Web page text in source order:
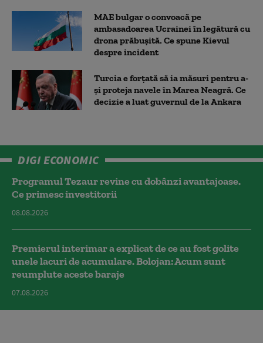
MAE bulgar o convoacă pe
ambasadoarea Ucrainei în legătură cu
drona prăbuşită. Ce spune Kievul
despre incident
Turcia e forțată să ia măsuri pentru a-
și proteja navele în Marea Neagră. Ce
decizie a luat guvernul de la Ankara
DIGI ECONOMIC
Programul Tezaur revine cu dobânzi avantajoase.
Ce primesc investitorii
08.08.2026
Premierul interimar a explicat de ce au fost golite
unele lacuri de acumulare. Bolojan: Acum sunt
reumplute aceste baraje
07.08.2026